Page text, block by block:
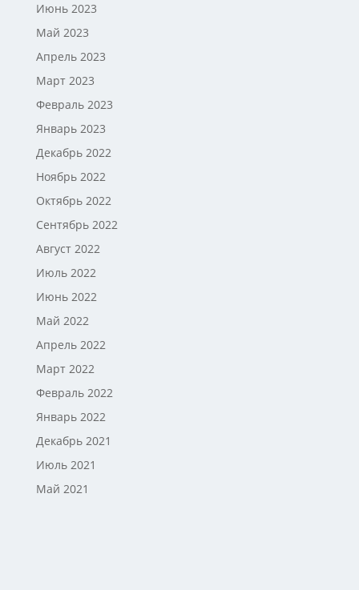
Июнь 2023
Май 2023
Апрель 2023
Март 2023
Февраль 2023
Январь 2023
Декабрь 2022
Ноябрь 2022
Октябрь 2022
Сентябрь 2022
Август 2022
Июль 2022
Июнь 2022
Май 2022
Апрель 2022
Март 2022
Февраль 2022
Январь 2022
Декабрь 2021
Июль 2021
Май 2021